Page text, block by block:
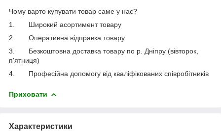
Чому варто купувати товар саме у нас?
1.
Широкий асортимент товару
2.
Оперативна відправка товару
3.
Безкоштовна доставка товару по р. Дніпру (вівторок,
п'ятниця)
4.
Професійна допомогу від кваліфікованих співробітників
Приховати
Характеристики